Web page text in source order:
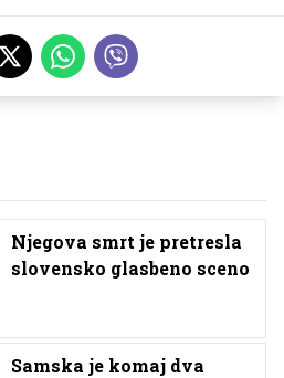
Njegova smrt je pretresla
slovensko glasbeno sceno
Samska je komaj dva